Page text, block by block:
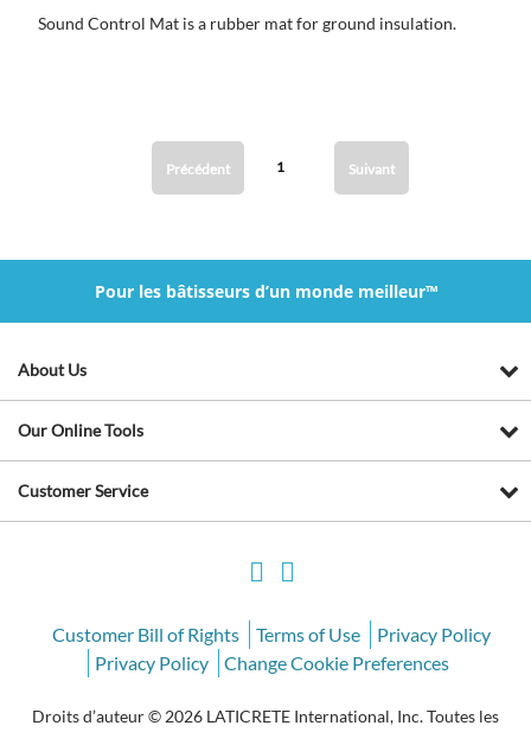
Sound Control Mat is a rubber mat for ground insulation.
Précédent 1 Suivant
Pour les bâtisseurs d’un monde meilleur™
About Us
Our Online Tools
Customer Service
Customer Bill of Rights Terms of Use
Privacy Policy
Privacy Policy
Change Cookie Preferences
Droits d’auteur © 2026 LATICRETE International, Inc. Toutes les